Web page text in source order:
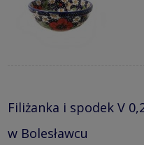
Filiżanka i spodek V
w Bolesławcu